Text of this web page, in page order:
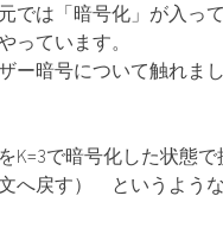
では「暗号化」が入っ
っています。
ー暗号について触れまし
K=3で暗号化した状態で
へ戻す） というよう